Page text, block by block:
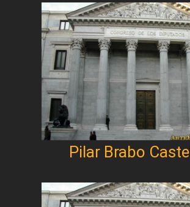
Pilar Brabo